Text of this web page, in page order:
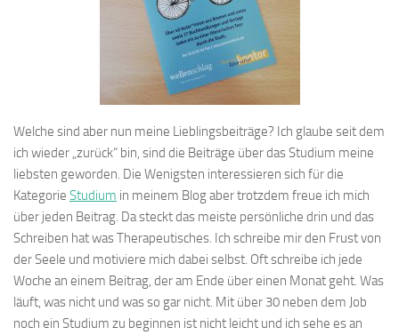
Welche sind aber nun meine Lieblingsbeiträge? Ich glaube seit dem
ich wieder „zurück“ bin, sind die Beiträge über das Studium meine
liebsten geworden. Die Wenigsten interessieren sich für die
Kategorie Studium in meinem Blog aber trotzdem freue ich mich
über jeden Beitrag. Da steckt das meiste persönliche drin und das
Schreiben hat was Therapeutisches. Ich schreibe mir den Frust von
der Seele und motiviere mich dabei selbst. Oft schreibe ich jede
Woche an einem Beitrag, der am Ende über einen Monat geht. Was
läuft, was nicht und was so gar nicht. Mit über 30 neben dem Job
noch ein Studium zu beginnen ist nicht leicht und ich sehe es an